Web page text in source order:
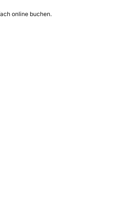
online buchen.